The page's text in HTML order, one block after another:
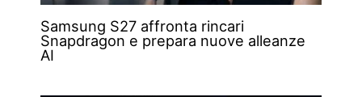
Samsung S27 affronta rincari
Snapdragon e prepara nuove alleanze
AI